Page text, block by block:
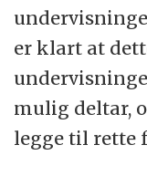
er klart at
mulig deltar,
legge til rette